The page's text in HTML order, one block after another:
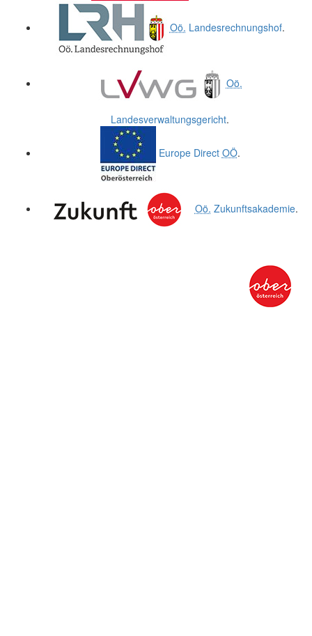
Oö. Landesrechnungshof.
Oö.
Landesverwaltungsgericht.
Europe Direct OÖ.
Oö. Zukunftsakademie.